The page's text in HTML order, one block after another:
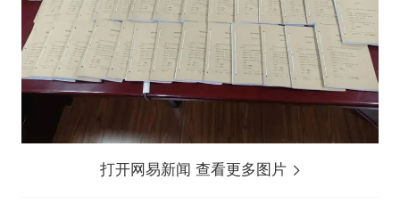
打开网易新闻 查看更多图片